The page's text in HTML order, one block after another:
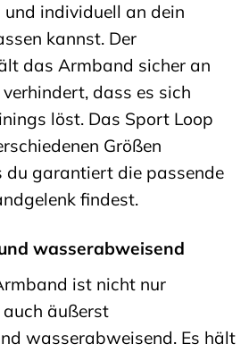
individuell an dein
kannst. Der
das Armband sicher an
dass es sich
löst. Das Sport Loop
Größen
du garantiert die passende
findest.
wasserabweisend
ist nicht nur
auch äußerst
wasserabweisend. Es hält